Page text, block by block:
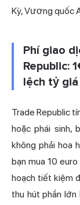
Kỳ, Vương quốc
Phí giao
Republic:
lệch tỷ
Trade Republic
hoặc phái sinh,
không phải hoa
bạn mua 10
hoạch tiết kiệm
thu hút phần lớn